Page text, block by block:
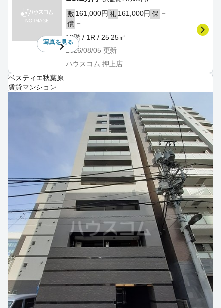
写真を見る
敷 161,000円 礼 161,000円 保 －
償 －
12階 / 1R / 25.25㎡
2026/08/05 更新
ハウスコム 押上店
ベスティエ秋葉原
賃貸マンション